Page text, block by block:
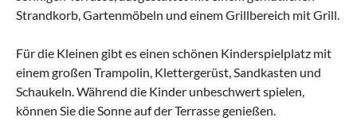
Strandkorb, Gartenmöbeln und einem Grillbereich mit Grill.
Für die Kleinen gibt es einen schönen Kinderspielplatz mit
einem großen Trampolin, Klettergerüst, Sandkasten und
Schaukeln. Während die Kinder unbeschwert spielen,
können Sie die Sonne auf der Terrasse genießen.